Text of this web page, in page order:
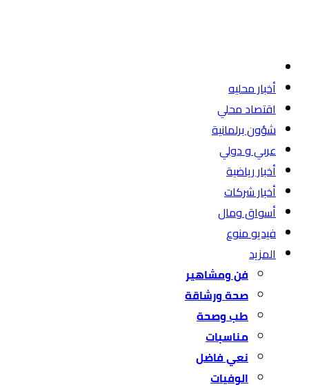
أخبار محليه
اقتصاد محلي
شؤون برلمانية
عربي و دولي
أخبار رياضية
أخبار شركات
أسواق ومال
فيديو منوع
المزيد
فن ومشاهير
صحة ورشاقة
طب وصحة
مناسبات
نعي فاضل
الوفيات